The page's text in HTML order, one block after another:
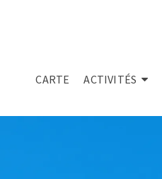
CARTE ACTIVITÉS